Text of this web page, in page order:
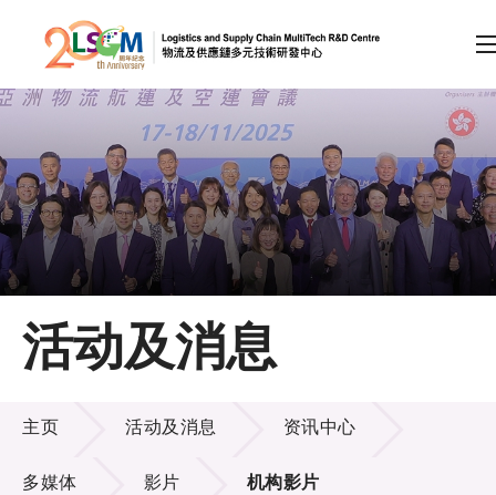
跳到内容（按回车键）
会员登录
A A EN 繁 简
主页
关于LSCM
技术商品化
项目及资助计划
活动及消息
活动及消息
主页 活动及消息 资讯中心
多媒体 影片 机构影片